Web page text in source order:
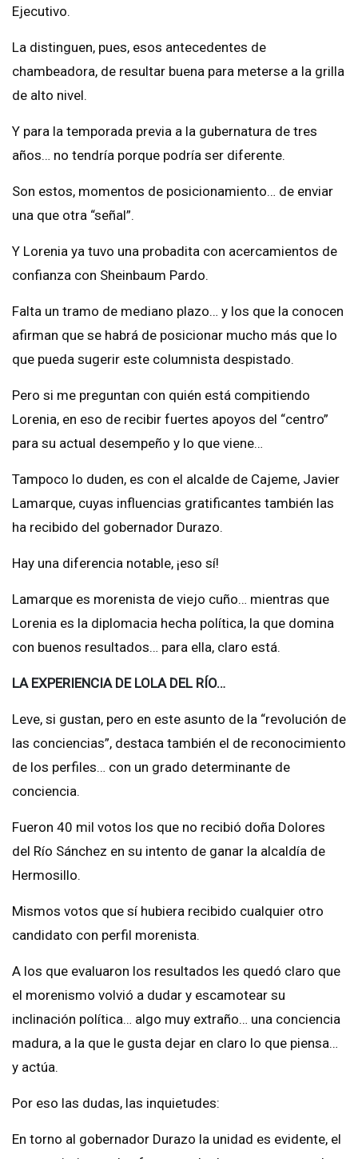
Ejecutivo.
La distinguen, pues, esos antecedentes de
chambeadora, de resultar buena para meterse a la grilla
de alto nivel.
Y para la temporada previa a la gubernatura de tres
años… no tendría porque podría ser diferente.
Son estos, momentos de posicionamiento… de enviar
una que otra “señal”.
Y Lorenia ya tuvo una probadita con acercamientos de
confianza con Sheinbaum Pardo.
Falta un tramo de mediano plazo… y los que la conocen
afirman que se habrá de posicionar mucho más que lo
que pueda sugerir este columnista despistado.
Pero si me preguntan con quién está compitiendo
Lorenia, en eso de recibir fuertes apoyos del “centro”
para su actual desempeño y lo que viene…
Tampoco lo duden, es con el alcalde de Cajeme, Javier
Lamarque, cuyas influencias gratificantes también las
ha recibido del gobernador Durazo.
Hay una diferencia notable, ¡eso sí!
Lamarque es morenista de viejo cuño… mientras que
Lorenia es la diplomacia hecha política, la que domina
con buenos resultados… para ella, claro está.
LA EXPERIENCIA DE LOLA DEL RÍO…
Leve, si gustan, pero en este asunto de la “revolución de
las conciencias”, destaca también el de reconocimiento
de los perfiles… con un grado determinante de
conciencia.
Fueron 40 mil votos los que no recibió doña Dolores
del Río Sánchez en su intento de ganar la alcaldía de
Hermosillo.
Mismos votos que sí hubiera recibido cualquier otro
candidato con perfil morenista.
A los que evaluaron los resultados les quedó claro que
el morenismo volvió a dudar y escamotear su
inclinación política… algo muy extraño… una conciencia
madura, a la que le gusta dejar en claro lo que piensa…
y actúa.
Por eso las dudas, las inquietudes:
En torno al gobernador Durazo la unidad es evidente, el